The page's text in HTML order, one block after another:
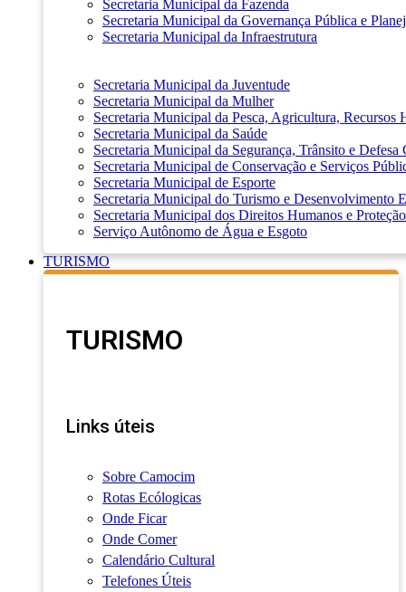
Secretaria Municipal da Fazenda
Secretaria Municipal da Governança Pública e
Secretaria Municipal da Infraestrutura
Secretaria Municipal da Juventude
Secretaria Municipal da Mulher
Secretaria Municipal da Pesca, Agricultura, Recursos
Secretaria Municipal da Saúde
Secretaria Municipal da Segurança, Trânsito e Defesa
Secretaria Municipal de Conservação e Serviços
Secretaria Municipal de Esporte
Secretaria Municipal do Turismo e Desenvolvimento
Secretaria Municipal dos Direitos Humanos e
Serviço Autônomo de Água e Esgoto
TURISMO
TURISMO
Links úteis
Sobre Camocim
Rotas Ecólogicas
Onde Ficar
Onde Comer
Calendário Cultural
Telefones Úteis